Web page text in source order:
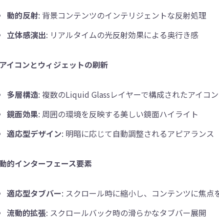
動的反射: 背景コンテンツのインテリジェントな反射処理
立体感演出: リアルタイムの光反射効果による奥行き感
イコンとウィジェットの刷新
多層構造: 複数のLiquid Glassレイヤーで構成されたアイコン
鏡面効果: 周囲の環境を反映する美しい鏡面ハイライト
適応型デザイン: 明暗に応じて自動調整されるアピアランス
的インターフェース要素
適応型タブバー: スクロール時に縮小し、コンテンツに焦点
流動的拡張: スクロールバック時の滑らかなタブバー展開